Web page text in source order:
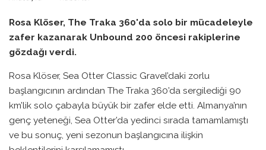
Rosa Klöser, The Traka 360'da solo bir mücadeleyle
zafer kazanarak Unbound 200 öncesi rakiplerine
gözdağı verdi.
Rosa Klöser, Sea Otter Classic Gravel’daki zorlu
başlangıcının ardından The Traka 360’da sergilediği 90
km’lik solo çabayla büyük bir zafer elde etti. Almanya’nın
genç yeteneği, Sea Otter’da yedinci sırada tamamlamıştı
ve bu sonuç, yeni sezonun başlangıcına ilişkin